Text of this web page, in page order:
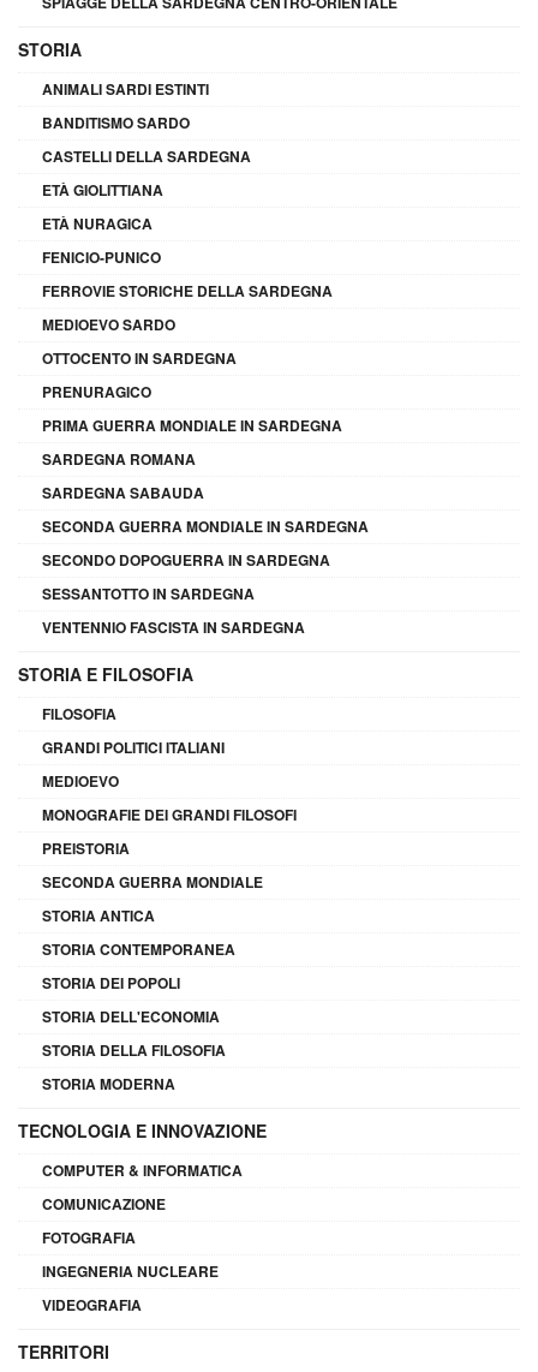
STORIA
ANIMALI SARDI ESTINTI
BANDITISMO SARDO
CASTELLI DELLA SARDEGNA
ETÀ GIOLITTIANA
ETÀ NURAGICA
FENICIO-PUNICO
FERROVIE STORICHE DELLA SARDEGNA
MEDIOEVO SARDO
OTTOCENTO IN SARDEGNA
PRENURAGICO
PRIMA GUERRA MONDIALE IN SARDEGNA
SARDEGNA ROMANA
SARDEGNA SABAUDA
SECONDA GUERRA MONDIALE IN SARDEGNA
SECONDO DOPOGUERRA IN SARDEGNA
SESSANTOTTO IN SARDEGNA
VENTENNIO FASCISTA IN SARDEGNA
STORIA E FILOSOFIA
FILOSOFIA
GRANDI POLITICI ITALIANI
MEDIOEVO
MONOGRAFIE DEI GRANDI FILOSOFI
PREISTORIA
SECONDA GUERRA MONDIALE
STORIA ANTICA
STORIA CONTEMPORANEA
STORIA DEI POPOLI
STORIA DELL'ECONOMIA
STORIA DELLA FILOSOFIA
STORIA MODERNA
TECNOLOGIA E INNOVAZIONE
COMPUTER & INFORMATICA
COMUNICAZIONE
FOTOGRAFIA
INGEGNERIA NUCLEARE
VIDEOGRAFIA
TERRITORI